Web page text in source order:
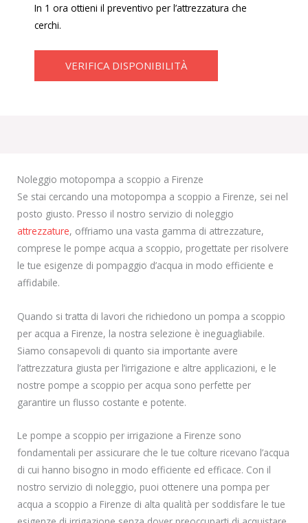
In 1 ora ottieni il preventivo per l’attrezzatura che
cerchi.
VERIFICA DISPONIBILITÀ
Noleggio motopompa a scoppio a Firenze
Se stai cercando una motopompa a scoppio a Firenze, sei nel
posto giusto. Presso il nostro servizio di noleggio
attrezzature, offriamo una vasta gamma di attrezzature,
comprese le pompe acqua a scoppio, progettate per risolvere
le tue esigenze di pompaggio d’acqua in modo efficiente e
affidabile.
Quando si tratta di lavori che richiedono un pompa a scoppio
per acqua a Firenze, la nostra selezione è ineguagliabile.
Siamo consapevoli di quanto sia importante avere
l’attrezzatura giusta per l’irrigazione e altre applicazioni, e le
nostre pompe a scoppio per acqua sono perfette per
garantire un flusso costante e potente.
Le pompe a scoppio per irrigazione a Firenze sono
fondamentali per assicurare che le tue colture ricevano l’acqua
di cui hanno bisogno in modo efficiente ed efficace. Con il
nostro servizio di noleggio, puoi ottenere una pompa per
acqua a scoppio a Firenze di alta qualità per soddisfare le tue